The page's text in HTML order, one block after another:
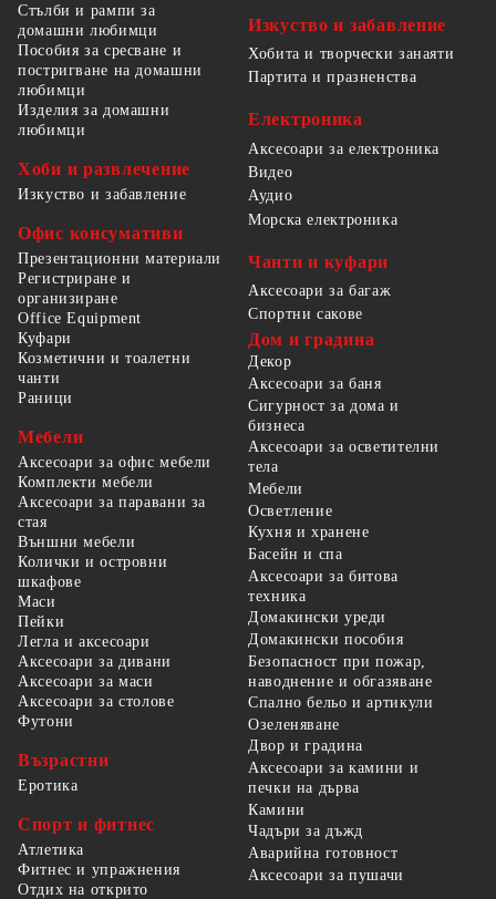
Стълби и рампи за
домашни любимци
Пособия за сресване и
постригване на домашни
любимци
Изделия за домашни
любимци
Хоби и развлечение
Изкуство и забавление
Офис консумативи
Презентационни материали
Регистриране и
организиране
Office Equipment
Изкуство и забавление
Хобита и творчески занаяти
Партита и празненства
Електроника
Аксесоари за електроника
Видео
Аудио
Морска електроника
Чанти и куфари
Аксесоари за багаж
Спортни сакове
Куфари
Козметични и тоалетни
чанти
Раници
Мебели
Аксесоари за офис мебели
Комплекти мебели
Аксесоари за паравани за
стая
Външни мебели
Колички и островни
шкафове
Маси
Пейки
Легла и аксесоари
Аксесоари за дивани
Аксесоари за маси
Аксесоари за столове
Футони
Възрастни
Еротика
Спорт и фитнес
Атлетика
Фитнес и упражнения
Отдих на открито
Дом и градина
Декор
Аксесоари за баня
Сигурност за дома и
бизнеса
Аксесоари за осветителни
тела
Мебели
Осветление
Кухня и хранене
Басейн и спа
Аксесоари за битова
техника
Домакински уреди
Домакински пособия
Безопасност при пожар,
наводнение и обгазяване
Спално бельо и артикули
Озеленяване
Двор и градина
Аксесоари за камини и
печки на дърва
Камини
Чадъри за дъжд
Аварийна готовност
Аксесоари за пушачи